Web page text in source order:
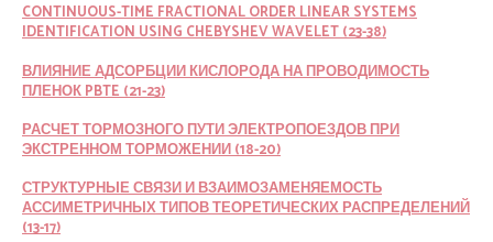
CONTINUOUS-TIME FRACTIONAL ORDER LINEAR SYSTEMS
IDENTIFICATION USING CHEBYSHEV WAVELET (23-38)
ВЛИЯНИЕ АДСОРБЦИИ КИСЛОРОДА НА ПРОВОДИМОСТЬ
ПЛЕНОК PBTE (21-23)
РАСЧЕТ ТОРМОЗНОГО ПУТИ ЭЛЕКТРОПОЕЗДОВ ПРИ
ЭКСТРЕННОМ ТОРМОЖЕНИИ (18-20)
СТРУКТУРНЫЕ СВЯЗИ И ВЗАИМОЗАМЕНЯЕМОСТЬ
АССИМЕТРИЧНЫХ ТИПОВ ТЕОРЕТИЧЕСКИХ РАСПРЕДЕЛЕНИЙ
(13-17)